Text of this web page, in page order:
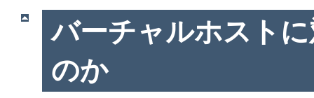
バーチャルホスト
のか